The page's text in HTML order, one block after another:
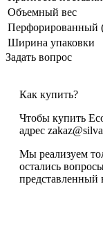
Объемный вес
Перфорированный
Ширина упаковки
Задать вопрос
Как купить?
Чтобы купить
адрес
Мы реализуем
остались
представленный